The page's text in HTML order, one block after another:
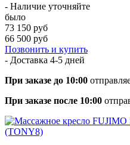
- Наличие уточняйте
было
73 150 руб
66 500 руб
Позвонить и купить
- Доставка 4-5 дней
При заказе до 10:00
При заказе после 10:00